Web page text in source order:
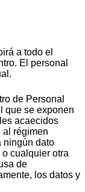
a todo el
El personal
de Personal
que se exponen
acaecidos
al régimen
ningún dato
cualquier otra
de
los datos y